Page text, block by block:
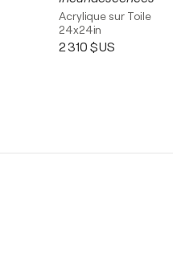
Acrylique sur Toile
24x24in
2 310 $US